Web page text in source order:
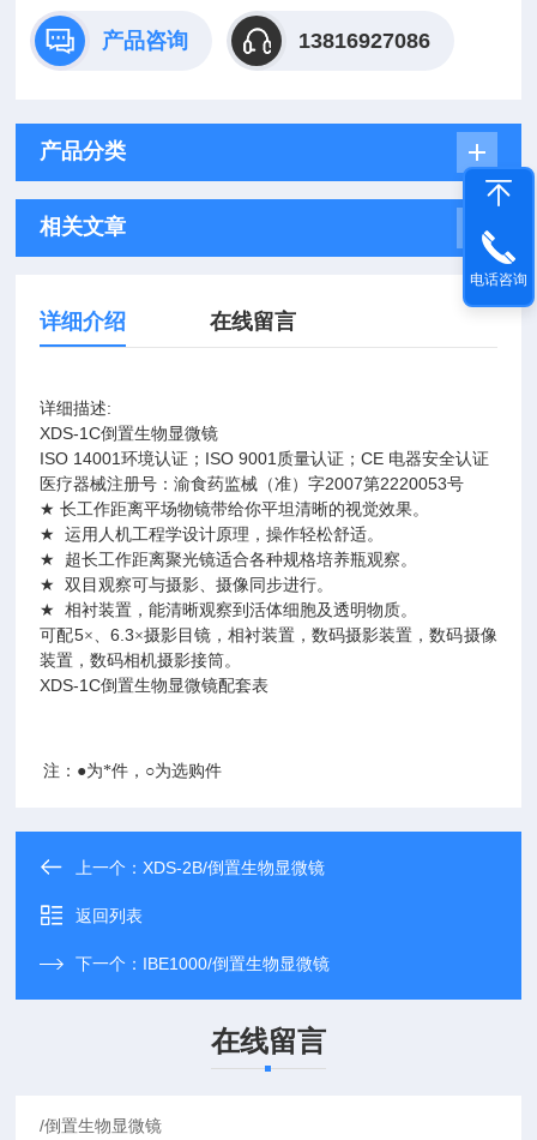
产品咨询 13816927086
产品分类
相关文章
详细介绍 在线留言
详细描述:
XDS-1C倒置生物显微镜
ISO 14001环境认证； ISO 9001 质量认证；CE 电器安全认证
医疗器械注册号：渝食药监械（准）字2007第2220053号
★长工作距离平场物镜带给你平坦清晰的视觉效果。
★运用人机工程学设计原理，操作轻松舒适。
★ 超长工作距离聚光镜适合各种规格培养瓶观察。
★双目观察可与摄影、摄像同步进行。
★相衬装置，能清晰观察到活体细胞及透明物质。
可配5×、 6.3×摄影目镜，相衬装置，数码摄影装置，数码摄像
装置，数码相机摄影接筒。
XDS-1C倒置生物显微镜配套表
注： ●为*件， ○为选购件
上一个：XDS-2B/倒置生物显微镜
返回列表
下一个： IBE1000/倒置生物显微镜
在线留言
电话咨询